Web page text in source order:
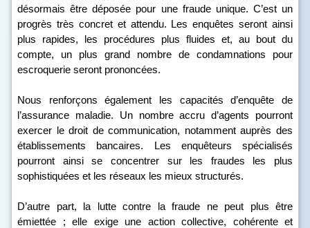
désormais être déposée pour une fraude unique. C’est un
progrès très concret et attendu. Les enquêtes seront ainsi
plus rapides, les procédures plus fluides et, au bout du
compte, un plus grand nombre de condamnations pour
escroquerie seront prononcées.
Nous renforçons également les capacités d’enquête de
l’assurance maladie. Un nombre accru d’agents pourront
exercer le droit de communication, notamment auprès des
établissements bancaires. Les enquêteurs spécialisés
pourront ainsi se concentrer sur les fraudes les plus
sophistiquées et les réseaux les mieux structurés.
D’autre part, la lutte contre la fraude ne peut plus être
émiettée ; elle exige une action collective, cohérente et